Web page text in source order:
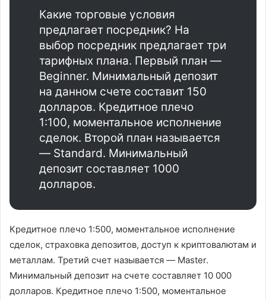
Какие торговые условия
предлагает посредник? На
выбор посредник предлагает три
тарифных плана. Первый план —
Beginner. Минимальный депозит
на данном счете составит 150
долларов. Кредитное плечо
1:100, моментальное исполнение
сделок. Второй план называется
— Standard. Минимальный
депозит составляет 1000
долларов.
Кредитное плечо 1:500, моментальное исполнение
сделок, страховка депозитов, доступ к криптовалютам и
металлам. Третий счет называется — Master.
Минимальный депозит на счете составляет 10 000
долларов. Кредитное плечо 1:500, моментальное